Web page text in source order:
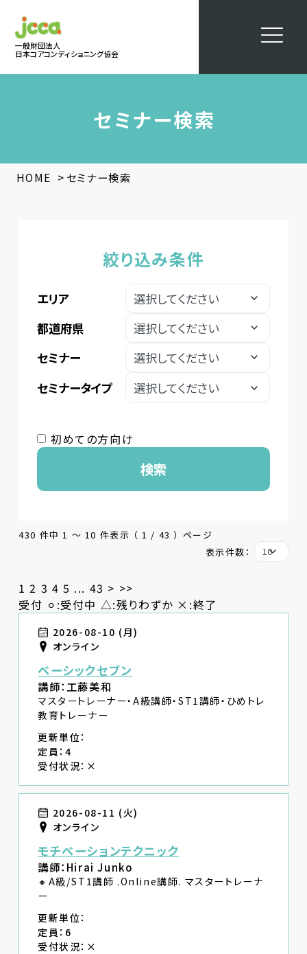
一般財団法人
日本コアコンディショニング協会
セミナー検索
HOME > セミナー検索
絞り込み条件
エリア
都道府県
セミナー
セミナータイプ
初めての方向け
検索
430 件中 1 〜 10 件表示 （ 1 / 43 ） ページ
表示件数：
1 2 3 4 5 ... 43 > >>
受付 ⚪︎:受付中 △:残りわずか ×:終了
2026-08-10 (月)
オンライン
ベーシックセブン
講師：工藤美和
マスタートレーナー・A級講師・ST1講師・ひめトレ
教育トレーナー
更新単位：
定員：4
受付状況：×
2026-08-11 (火)
オンライン
モチベーションテクニック
講師：Hirai Junko
🔸A級/ST1講師 .Online講師. マスタートレーナ
ー
更新単位：
定員：6
受付状況：×